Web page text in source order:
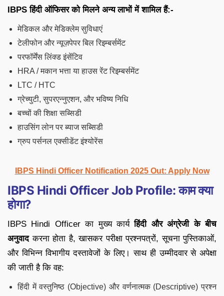
IBPS हिंदी ऑफिसर को मिलने अन्य लाभों में शामिल हैं:-
मेडिकल और मेडिक्लेम सुविधाएं
टेलीफोन और न्यूज़पेपर बिल रिइम्बर्समेंट
परफॉर्मेंस लिंक्ड इंसेंटिव
HRA / मकान भत्ता या हाउस रेंट रिइम्बर्समेंट
LTC / HTC
ग्रेच्युटी, सुपरएन्नुएशन, और भविष्य निधि
बच्चों की शिक्षा सब्सिडी
हाउसिंग लोन पर ब्याज सब्सिडी
ग्रुप पर्सनल एक्सीडेंट इंश्योरेंस
IBPS Hindi Officer Notification 2025 Out: Apply Now
IBPS Hindi Officer Job Profile: काम क्या
होगा?
IBPS Hindi Officer का मुख्य कार्यहिंदी और अंग्रेजी के बीच
अनुवादकरना होता है, खासकर परीक्षा प्रश्नपत्रों, सूचना पुस्तिकाओं,
और विभिन्न विभागीय दस्तावेजों के लिए। साथ ही उम्मीदवार से अपेक्षा
की जाती है कि वह:
हिंदी में वस्तुनिष्ठ (Objective) और वर्णनात्मक (Descriptive) प्रश्न